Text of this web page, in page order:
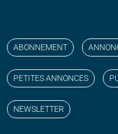
ABONNEMENT
PETITES ANNONCES
NEWSLETTER